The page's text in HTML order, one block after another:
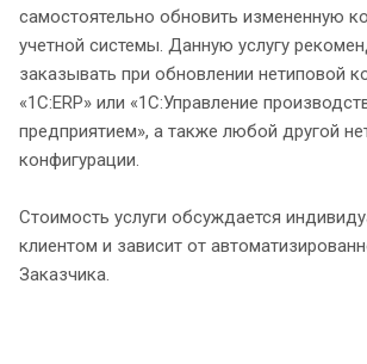
самостоятельно обновить измененную
учетной системы. Данную услугу
заказывать при обновлении нетиповой
«1С:ERP» или «1С:Управление
предприятием», а также любой другой
конфигурации.
Стоимость услуги обсуждается
клиентом и зависит от
Заказчика.